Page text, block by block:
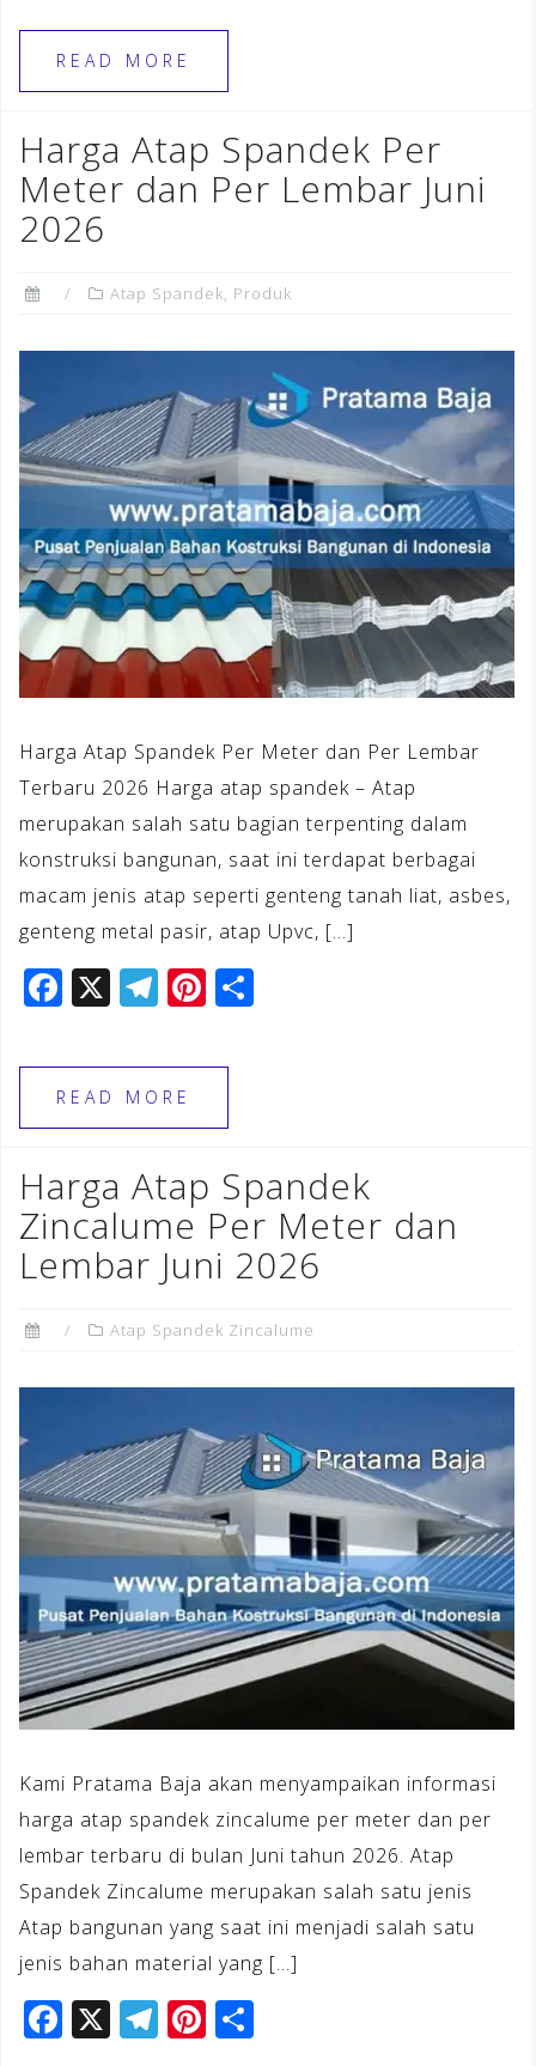
c
e
b
o
o
k
e
gr
a
m
te
e
st
READ MORE
Harga Atap Spandek Per
Meter dan Per Lembar Juni
2026
Atap Spandek, Produk
Harga Atap Spandek Per Meter dan Per Lembar
Terbaru 2026 Harga atap spandek – Atap
merupakan salah satu bagian terpenting dalam
konstruksi bangunan, saat ini terdapat berbagai
macam jenis atap seperti genteng tanah liat, asbes,
genteng metal pasir, atap Upvc, […]
F
c
e
b
o
o
k
X T
e
gr
a
m
Pi
te
e
st
READ MORE
Harga Atap Spandek
Zincalume Per Meter dan
Lembar Juni 2026
Atap Spandek Zincalume
Kami Pratama Baja akan menyampaikan informasi
harga atap spandek zincalume per meter dan per
lembar terbaru di bulan Juni tahun 2026. Atap
Spandek Zincalume merupakan salah satu jenis
Atap bangunan yang saat ini menjadi salah satu
jenis bahan material yang […]
F X T Pi